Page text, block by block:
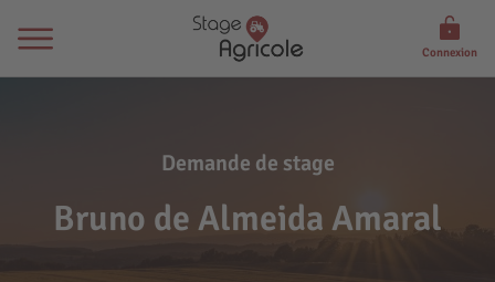
Connexion
Demande de stage
Bruno de Almeida Amaral